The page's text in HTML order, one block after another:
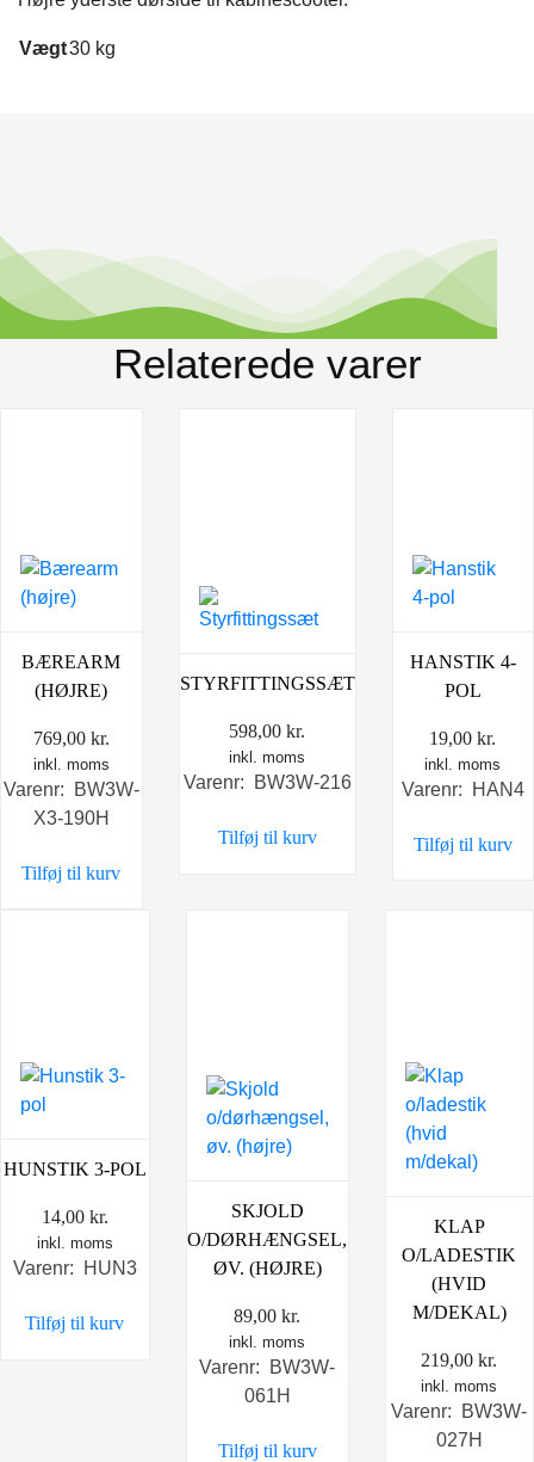
Vægt30 kg
Relaterede varer
BÆREARM
(HØJRE)
769,00 kr.
inkl. moms
Varenr: BW3W-
X3-190H
Tilføj til kurv
STYRFITTINGSSÆT
598,00 kr.
inkl. moms
Varenr: BW3W-216
Tilføj til kurv
HANSTIK 4-
POL
19,00kr.
inkl. moms
Varenr: HAN4
Tilføj til kurv
HUNSTIK 3-POL
14,00 kr.
inkl. moms
Varenr: HUN3
Tilføj til kurv
SKJOLD
O/DØRHÆNGSEL,
ØV. (HØJRE)
89,00 kr.
inkl. moms
Varenr: BW3W-
061H
Tilføj til kurv
KLAP
O/LADESTIK
(HVID
M/DEKAL)
219,00kr.
inkl. moms
Varenr: BW3W-
027H